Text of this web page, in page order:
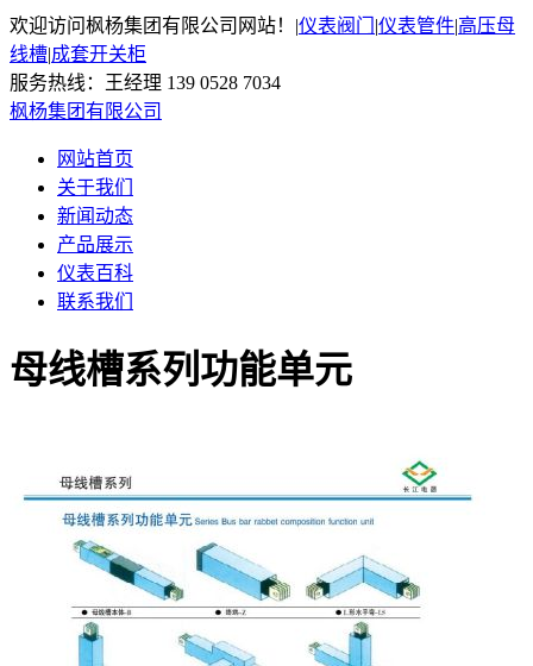
欢迎访问枫杨集团有限公司网站！ |仪表阀门 |仪表管件|高压母
线槽|成套开关柜
服务热线：王经理 139 0528 7034
枫杨集团有限公司
网站首页
关于我们
新闻动态
产品展示
仪表百科
联系我们
母线槽系列功能单元